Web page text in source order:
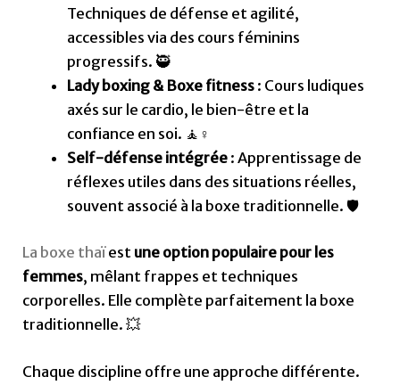
Techniques de défense et agilité,
accessibles via des cours féminins
progressifs. 🥷
Lady boxing & Boxe fitness: Cours ludiques
axés sur le cardio, le bien-être et la
confiance en soi. 🧘♀️
Self-défense intégrée: Apprentissage de
réflexes utiles dans des situations réelles,
souvent associé à la boxe traditionnelle. 🛡️
La boxe thaïest une option populaire pour les
femmes, mêlant frappes et techniques
corporelles. Elle complète parfaitement la boxe
traditionnelle. 💥
Chaque discipline offre une approche différente.